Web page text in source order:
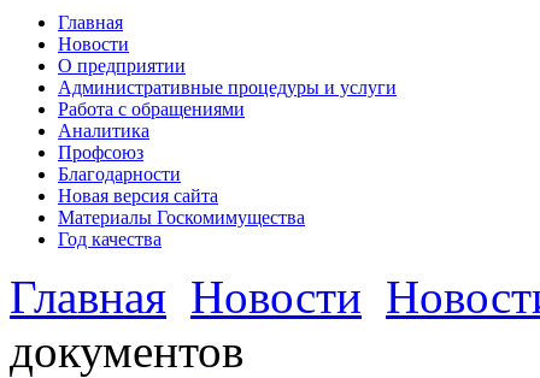
Главная
Новости
О предприятии
Административные процедуры и услуги
Работа с обращениями
Аналитика
Профсоюз
Благодарности
Новая версия сайта
Материалы Госкомимущества
Год качества
Главная Новости
документов